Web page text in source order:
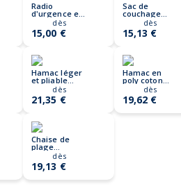
Radio
d'urgence en
plastique
recyclé RCS
RescueWave
dès
15,00 €
Sac de
couchage
extérieur
ASLEEP
dès
15,13 €
Hamac léger
et pliable
JUNGLEdès
21,35 €
Hamac en
poly coton
HAMMACA
dès
19,62 €
Chaise de
plage
EASYGO
dès
19,13 €